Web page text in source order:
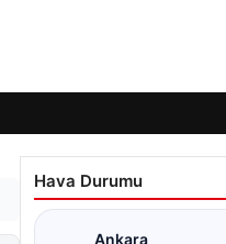
Hava Durumu
Ankara